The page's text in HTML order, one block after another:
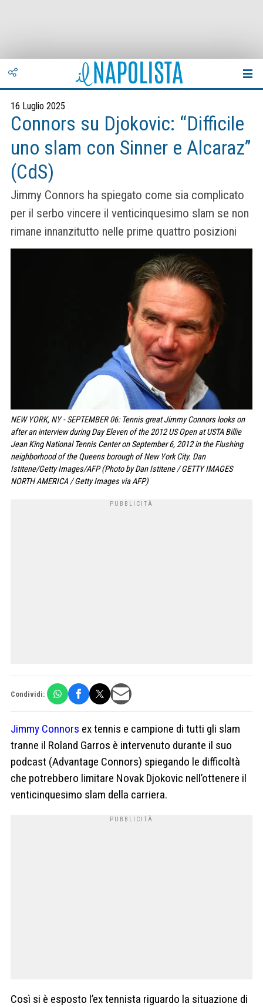
16 Luglio 2025
Connors su Djokovic: “Difficile
uno slam con Sinner e Alcaraz”
(CdS)
Jimmy Connors ha spiegato come sia complicato
per il serbo vincere il venticinquesimo slam se non
rimane innanzitutto nelle prime quattro posizioni
NEW YORK, NY - SEPTEMBER 06: Tennis great Jimmy Connors looks on
after an interview during Day Eleven of the 2012 US Open at USTA Billie
Jean King National Tennis Center on September 6, 2012 in the Flushing
neighborhood of the Queens borough of New York City. Dan
Istitene/Getty Images/AFP (Photo by Dan Istitene / GETTY IMAGES
NORTH AMERICA / Getty Images via AFP)
Condividi:
Jimmy Connors ex tennis e campione di tutti gli slam
tranne il Roland Garros è intervenuto durante il suo
podcast (Advantage Connors) spiegando le difficoltà
che potrebbero limitare Novak Djokovic nell’ottenere il
venticinquesimo slam della carriera.
Così si è esposto l’ex tennista riguardo la situazione di